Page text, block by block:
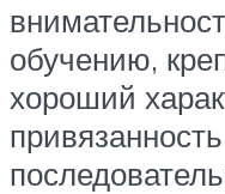
обучению,
хороший